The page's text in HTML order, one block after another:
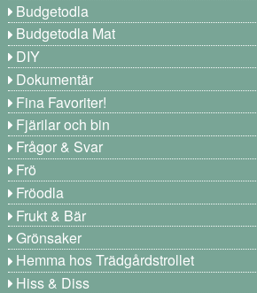
Budgetodla
Budgetodla Mat
DIY
Dokumentär
Fina Favoriter!
Fjärilar och bin
Frågor & Svar
Frö
Fröodla
Frukt & Bär
Grönsaker
Hemma hos Trädgårdstrollet
Hiss & Diss